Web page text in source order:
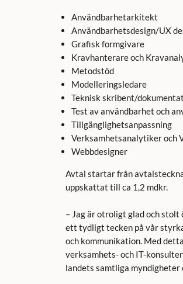
Användbarhetarkitekt
Användbarhetsdesign/UX
Grafisk formgivare
Kravhanterare och
Metodstöd
Modelleringsledare
Teknisk skribent/
Test av användbarhet och
Tillgänglighetsanpassning
Verksamhetsanalytiker och
Webbdesigner
Avtal startar från
uppskattat till ca 1,2 mdkr.
– Jag är otroligt glad och
ett tydligt tecken på vår
och kommunikation. Med
verksamhets- och IT-
landets samtliga myndigheter